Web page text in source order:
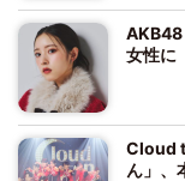
AKB48
女性に
Cloud
ん」、